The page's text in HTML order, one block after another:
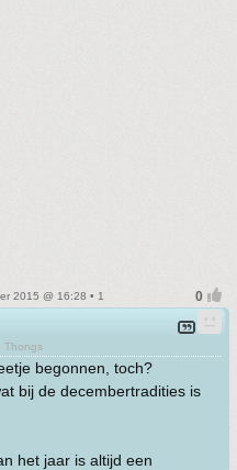
2015 @ 16:28 • 1
Thongs
begonnen, toch?
bij de decembertradities is
het jaar is altijd een